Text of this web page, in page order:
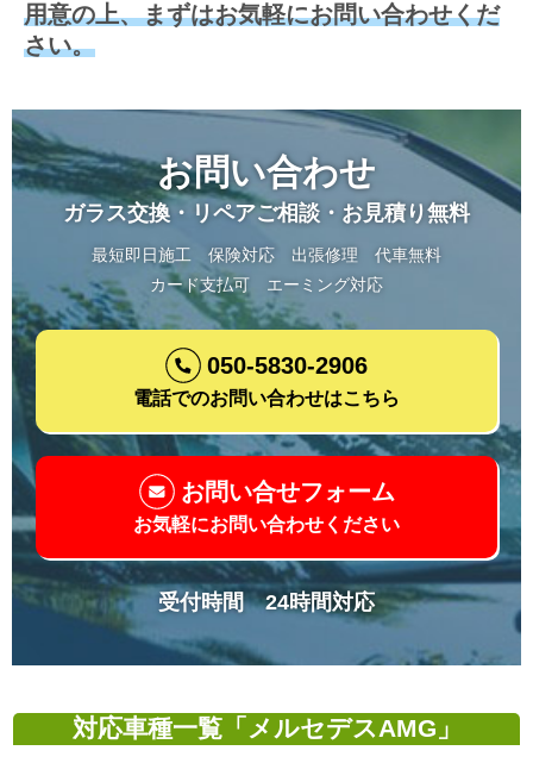
用意の上、まずはお気軽にお問い合わせくだ
さい。
お問い合わせ
ガラス交換・リペアご相談・お見積り無料
最短即日施工 保険対応 出張修理
代車無料
カード支払可
エーミング対応
050-5830-2906
電話でのお問い合わせはこちら
お問い合せフォーム
お気軽にお問い合わせください
受付時間 24時間対応
対応車種一覧「メルセデスAMG」